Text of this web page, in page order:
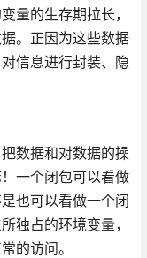
量的生存期拉长，
。正因为这些数据
信息进行封装、隐
数据和对数据的操
一个闭包可以看做
也可以看做一个闭
独占的环境变量，
的访问。